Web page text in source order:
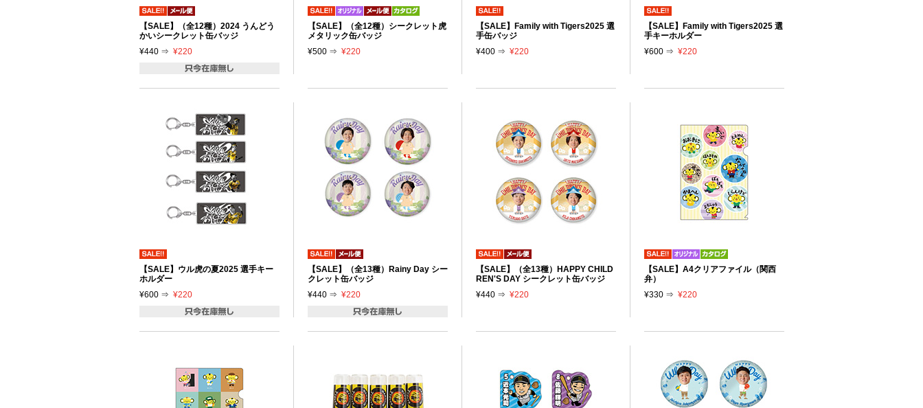
【SALE】（全12種）2024 うんどう
かいシークレット缶バッジ
¥440 ⇒ ¥220
【SALE】（全12種）シークレット虎
メタリック缶バッジ
¥500 ⇒ ¥220
【SALE】Family with Tigers2025 選
手缶バッジ
¥400 ⇒ ¥220
【SALE】Family with Tigers2025 選
手キーホルダー
¥600 ⇒ ¥220
【SALE】ウル虎の夏2025 選手キー
ホルダー
¥600 ⇒ ¥220
【SALE】（全13種）Rainy Day シー
クレット缶バッジ
¥440 ⇒ ¥220
【SALE】（全13種）HAPPY CHILD
REN'S DAY シークレット缶バッジ
¥440 ⇒ ¥220
【SALE】A4クリアファイル（関西
弁）
¥330 ⇒ ¥220